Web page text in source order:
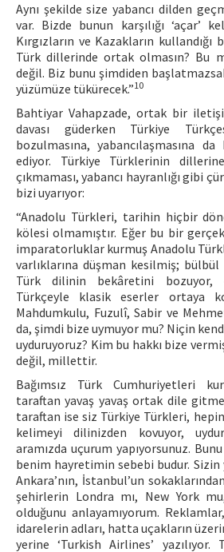
Aynı şekilde size yabancı dilden
var. Bizde bunun karşılığı ‘açar’
Kırgızların ve Kazakların
Türk dillerinde ortak olmasın? Bu
değil. Biz bunu şimdiden
yüzümüze tükürecek.”10
Bahtiyar Vahapzade, ortak bir
davası güderken Türkiye
bozulmasına, yabancılaşmasına
ediyor. Türkiye Türklerinin
çıkmaması, yabancı hayranlığı gibi
bizi uyarıyor:
“Anadolu Türkleri, tarihin hiçbir
kölesi olmamıştır. Eğer bu bir
imparatorluklar kurmuş Anadolu
varlıklarına düşman kesilmiş;
Türk dilinin bekâretini bozuyor,
Türkçeyle klasik eserler ortaya
Mahdumkulu, Fuzulî, Sabir ve
da, şimdi bize uymuyor mu? Niçin
uyduruyoruz? Kim bu hakkı bize
değil, millettir.
Bağımsız Türk Cumhuriyetleri
taraftan yavaş yavaş ortak dile
taraftan ise siz Türkiye Türkleri,
kelimeyi dilinizden kovuyor,
aramızda uçurum yapıyorsunuz.
benim hayretimin sebebi budur. Sizin
Ankara’nın, İstanbul’un
şehirlerin Londra mı, New York
olduğunu anlayamıyorum.
idarelerin adları, hatta uçakların
yerine ‘Turkish Airlines’ yazılıyor.